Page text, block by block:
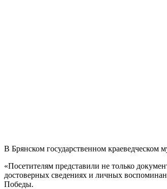
В Брянском государственном
«Посетителям представили не только
достоверных сведениях и личных
Победы.